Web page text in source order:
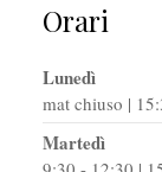
Orari
Lunedì
mat chiuso |
Martedì